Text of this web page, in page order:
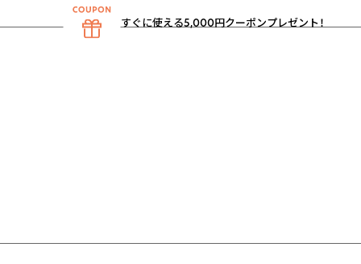
すぐに使える5,000円クーポンプレゼント！